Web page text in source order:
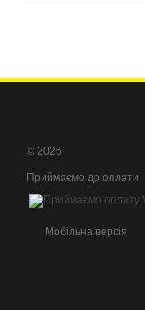
© 2026
Приймаємо до оплати
Мобільна версія